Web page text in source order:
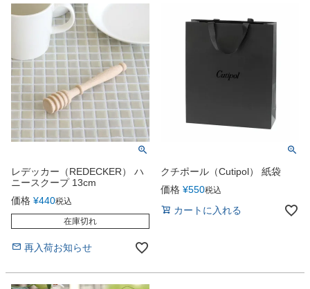
レデッカー（REDECKER） ハ
ニースクープ 13cm
価格 ¥440税込
在庫切れ
再入荷お知らせ
クチポール（Cutipol） 紙袋
価格 ¥550税込
カートに入れる